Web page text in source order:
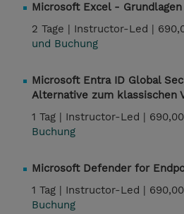
Microsoft Excel - Grundlagen
2 Tage | Instructor-Led |
und Buchung
Microsoft Entra ID Global
Alternative zum klassischen
1 Tag | Instructor-Led |
Buchung
Microsoft Defender for
1 Tag | Instructor-Led |
Buchung